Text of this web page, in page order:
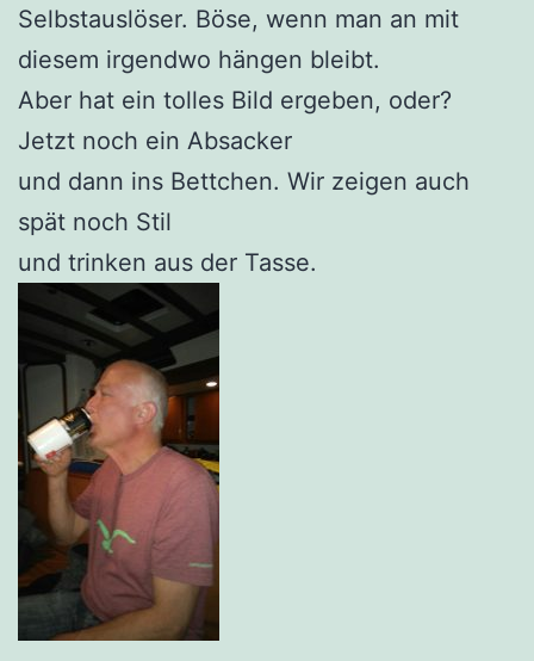
Selbstauslöser. Böse, wenn man an mit
diesem irgendwo hängen bleibt.
Aber hat ein tolles Bild ergeben, oder?
Jetzt noch ein Absacker
und dann ins Bettchen. Wir zeigen auch
spät noch Stil
und trinken aus der Tasse.